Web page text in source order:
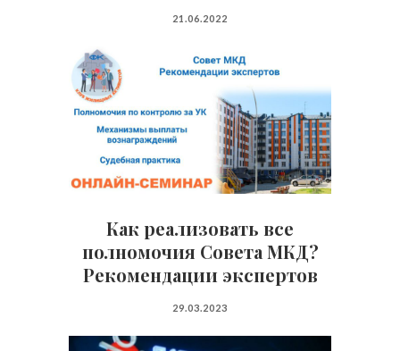
21.06.2022
Как реализовать все
полномочия Совета МКД?
Рекомендации экспертов
29.03.2023